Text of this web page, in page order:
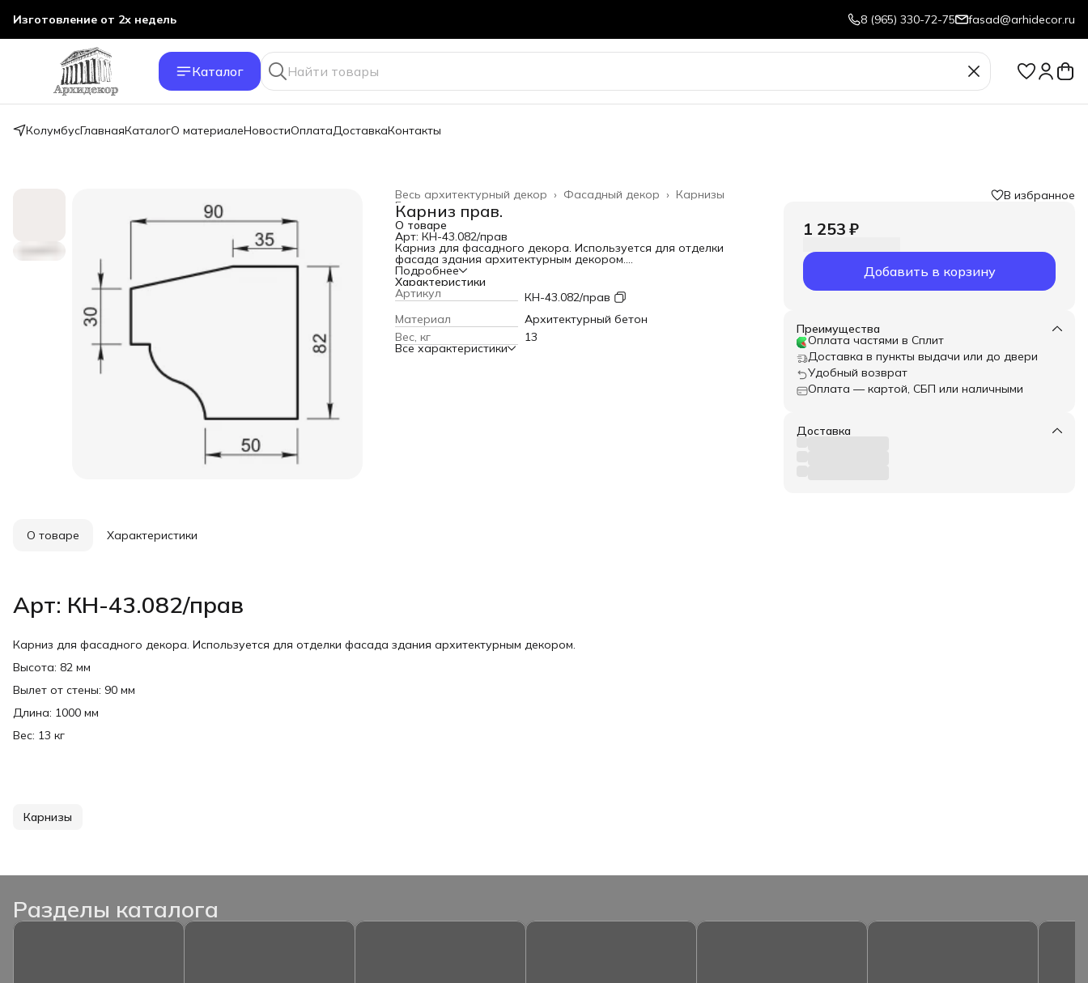
Изготовление от 2х недель 8 (965) 330-72-75 fasad@arhidecor.ru
Каталог
КолумбусГлавнаяКаталогО материалеНовостиОплатаДоставкаКонтакты
Карнизы
Фасадный декор ›
Весь архитектурный декор ›
Главная ›
Карниз прав.
О товаре
Арт: КН-43.082/прав
Карниз для фасадного декора. Используется для отделки
фасада здания архитектурным декором.
Высота: 82 мм
Вылет от стены: 90 мм
Длина: 1000 мм
Вес: 13 кг
Подробнее
Характеристики
Артикул
КН-43.082/прав
Материал
Архитектурный бетон
Вес, кг
13
Все характеристики
В избранное
1 253 ₽
Добавить в корзину
Преимущества
Оплата частями в Сплит
Доставка в пункты выдачи или до двери
Удобный возврат
Оплата — картой, СБП или наличными
Доставка
О товаре Характеристики
Арт: КН-43.082/прав
Карниз для фасадного декора. Используется для отделки фасада здания архитектурным декором.
Высота: 82 мм
Вылет от стены: 90 мм
Длина: 1000 мм
Вес: 13 кг
Карнизы
Разделы каталога